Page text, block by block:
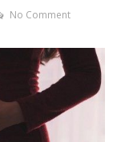
No Comment